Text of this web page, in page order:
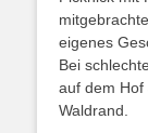
eigenes
Bei
auf dem Hof
Waldrand.